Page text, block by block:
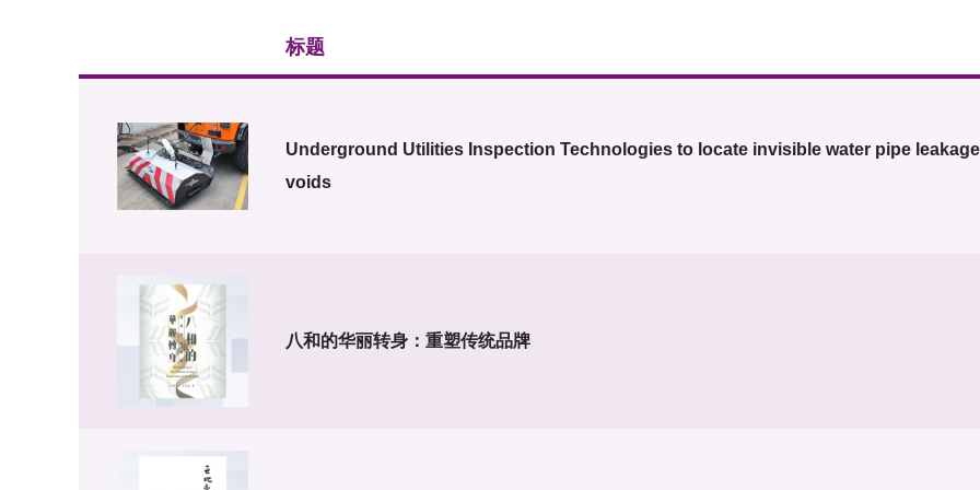
标题
Underground Utilities Inspection Technologies to locate invisible water pipe
voids
八和的华丽转身：重塑传统品牌